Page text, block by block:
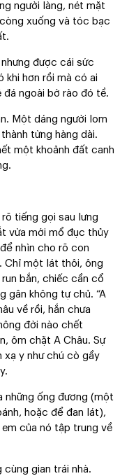
người làng, nét mặt
xuống và tóc bạc
được cái sức
khi hơn rồi mà có ai
đá ngoài bờ rào đó tề.
Một dáng người lom
từng hàng dài.
một khoảnh đất canh
tiếng gọi sau lưng
vừa mới mổ đục thủy
nhìn cho rõ con
Chỉ một lát thôi, ông
bắn, chiếc cần cổ
gân không tự chủ. “A
về rồi, hắn chưa
đời nào chết
ôm chặt A Châu. Sự
xạ y như chú cò gầy
những ống đương (một
hoặc để đan lát),
em của nó tập trung về
cùng gian trái nhà.